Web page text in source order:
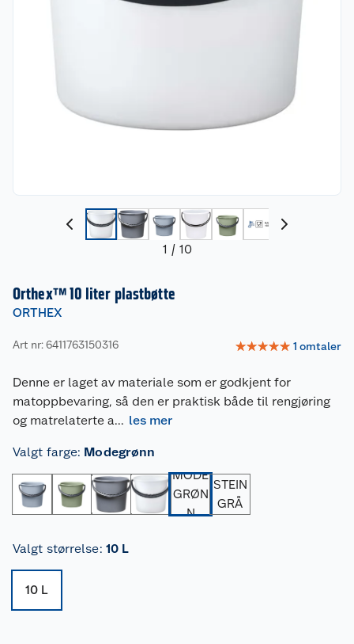
1 / 10
Orthex™ 10 liter plastbøtte
ORTHEX
Art nr: 6411763150316 ☆☆☆☆☆ 1 omtaler
Denne er laget av materiale som er godkjent for
matoppbevaring, så den er praktisk både til rengjøring
og matrelaterte a... les mer
Valgt farge: Modegrønn
MODE
GRØN
N
STEIN
GRÅ
Valgt størrelse: 10 L
10 L